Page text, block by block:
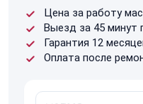
Цена за работу
Выезд за 45 минут
Гарантия 12
Оплата после